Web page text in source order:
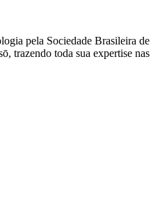
pela Sociedade Brasileira
trazendo toda sua expertise